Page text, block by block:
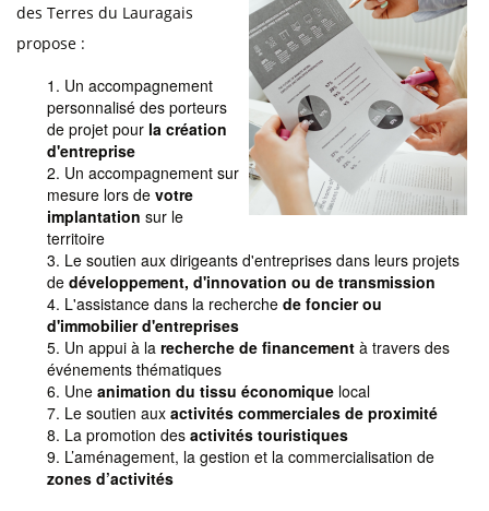
des Terres du Lauragais
propose :
Un accompagnement
personnalisé des porteurs
de projet pour la création
d'entreprise
Un accompagnement sur
mesure lors de votre
implantation sur le
territoire
Le soutien aux dirigeants d'entreprises dans leurs projets
de développement, d'innovation ou de transmission
L'assistance dans la recherche de foncier ou
d'immobilier d'entreprises
Un appui à la recherche de financement à travers des
événements thématiques
Une animation du tissu économique local
Le soutien aux activités commerciales de proximité
La promotion des activités touristiques
L’aménagement, la gestion et la commercialisation de
zones d’activités